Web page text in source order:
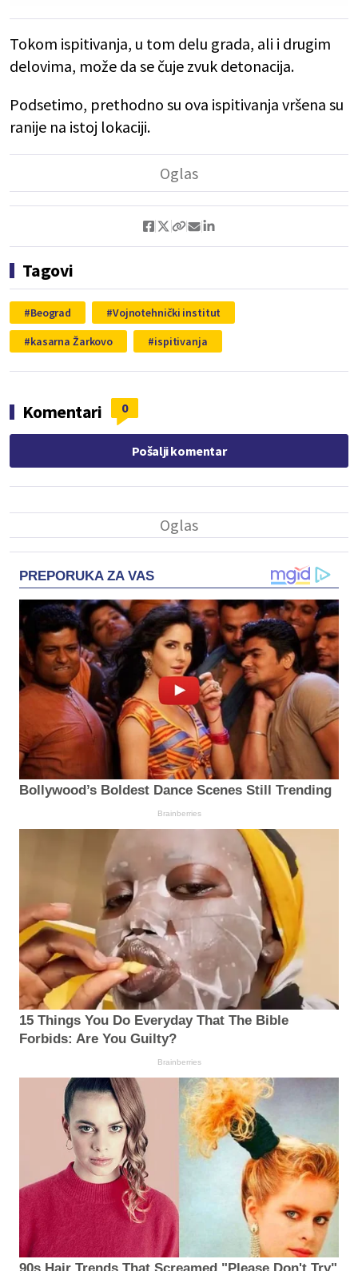
Tokom ispitivanja, u tom delu grada, ali i drugim
delovima, može da se čuje zvuk detonacija.
Podsetimo, prethodno su ova ispitivanja vršena su
ranije na istoj lokaciji.
Tagovi
Beograd
Vojnotehnički institut
kasarna Žarkovo
ispitivanja
Komentari 0
Pošalji komentar
PREPORUKA ZA VAS
Bollywood’s Boldest Dance Scenes Still Trending
Brainberries
15 Things You Do Everyday That The Bible
Forbids: Are You Guilty?
Brainberries